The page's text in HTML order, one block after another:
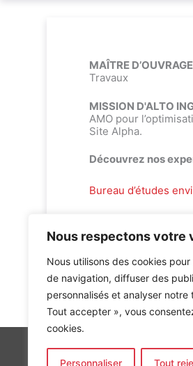
Nous respectons votre
Nous utilisons des cookies
de navigation, diffuser des
personnalisés et analyser notre
Tout accepter », vous
cookies.
Personnaliser Tout
MAÎTRE
Travaux
MISSION D'ALTO
AMO pour
Site Alpha.
Découvrez nos
Bureau d’études
Accueil»Références»